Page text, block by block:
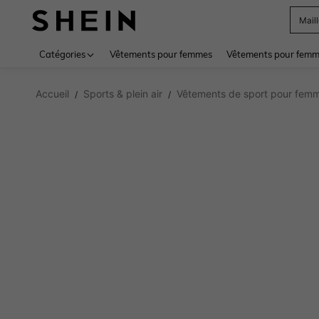
Sac
Catégories Vêtements pour femmes Vêtements pour
Accueil / Sports & plein air / Vêtements de sport pour